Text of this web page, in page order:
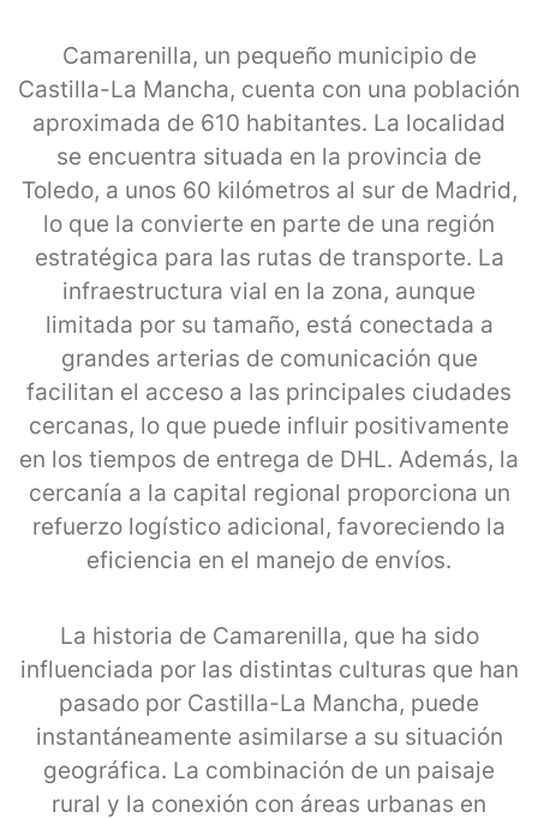
Camarenilla, un pequeño municipio de
Castilla-La Mancha, cuenta con una población
aproximada de 610 habitantes. La localidad
se encuentra situada en la provincia de
Toledo, a unos 60 kilómetros al sur de Madrid,
lo que la convierte en parte de una región
estratégica para las rutas de transporte. La
infraestructura vial en la zona, aunque
limitada por su tamaño, está conectada a
grandes arterias de comunicación que
facilitan el acceso a las principales ciudades
cercanas, lo que puede influir positivamente
en los tiempos de entrega de DHL. Además, la
cercanía a la capital regional proporciona un
refuerzo logístico adicional, favoreciendo la
eficiencia en el manejo de envíos.
La historia de Camarenilla, que ha sido
influenciada por las distintas culturas que han
pasado por Castilla-La Mancha, puede
instantáneamente asimilarse a su situación
geográfica. La combinación de un paisaje
rural y la conexión con áreas urbanas en